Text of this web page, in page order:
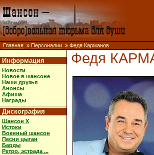
Главная » Персоналии » Федя Карманов
Информация
Новости
Новое в шансоне
Наши друзья
Анонсы
Афиша
Награды
Дискография
Шансон X
Истоки
Военный шансон
Песни цыган
Барды
Ретро, эстрада ...
Федя